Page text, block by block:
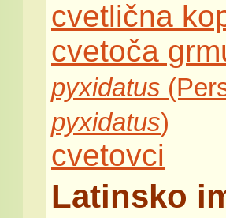
cvetlična
cvetoča
pyxidatus
pyxidatus)
cvetovci
Latinsko